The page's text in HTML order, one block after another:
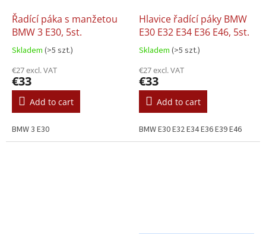
Řadící páka s manžetou
BMW 3 E30, 5st.
Skladem (>5 szt.)
€27 excl. VAT
€33
Add to cart
BMW 3 E30
Hlavice řadící páky BMW
E30 E32 E34 E36 E46, 5st.
Skladem (>5 szt.)
€27 excl. VAT
€33
Add to cart
BMW E30 E32 E34 E36 E39 E46